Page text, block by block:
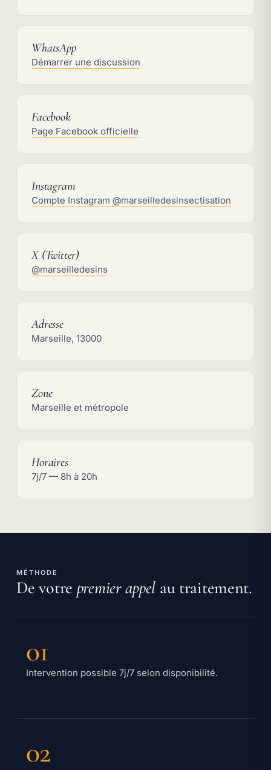
WhatsApp
Contact :
Démarrer une discussion
Facebook
Contact :
Page Facebook officielle
Instagram
Contact :
Compte Instagram @marseilledesinsectisation
X (Twitter)
Contact :
@marseilledesins
Adresse
Marseille, 13000
Zone
Marseille et métropole
Horaires
7j/7 — 8h à 20h
MÉTHODE
De votre premier appel au traitement.
01
Intervention possible 7j/7 selon disponibilité.
02